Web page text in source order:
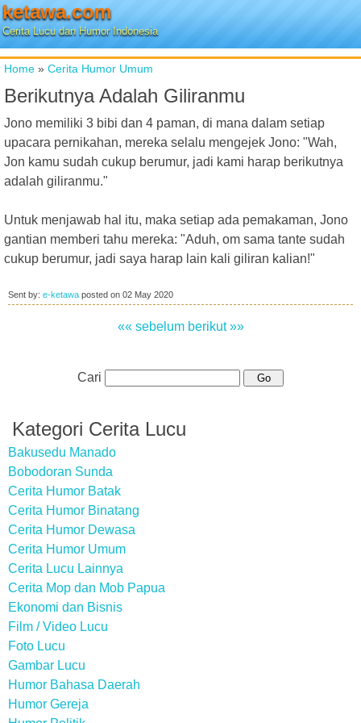
ketawa.com
Cerita Lucu dan Humor Indonesia
Home » Cerita Humor Umum
Berikutnya Adalah Giliranmu
Jono memiliki 3 bibi dan 4 paman, di mana dalam setiap
upacara pernikahan, mereka selalu mengejek Jono: "Wah,
Jon kamu sudah cukup berumur, jadi kami harap berikutnya
adalah giliranmu."
Untuk menjawab hal itu, maka setiap ada pemakaman, Jono
gantian memberi tahu mereka: "Aduh, om sama tante sudah
cukup berumur, jadi saya harap lain kali giliran kalian!"
Sent by: e-ketawa posted on 02 May 2020
«« sebelum berikut »»
Cari
Kategori Cerita Lucu
Bakusedu Manado
Bobodoran Sunda
Cerita Humor Batak
Cerita Humor Binatang
Cerita Humor Dewasa
Cerita Humor Umum
Cerita Lucu Lainnya
Cerita Mop dan Mob Papua
Ekonomi dan Bisnis
Film / Video Lucu
Foto Lucu
Gambar Lucu
Humor Bahasa Daerah
Humor Gereja